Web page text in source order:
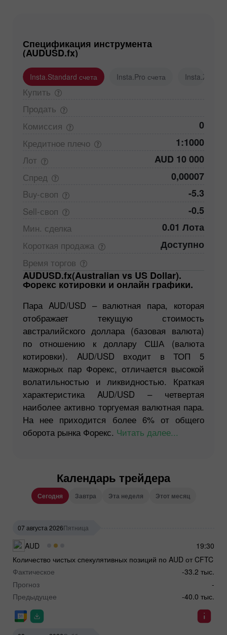
Спецификация инструмента
(AUDUSD.fx)
Insta.Standard счета Insta.Pro счета Insta.Zero
Купить
Продать
Комиссия
0
Кредитное плечо 1:1000
Лот AUD 10 000
Спред 0,00007
Buy-своп -5.3
Sell-своп -0.5
Мин. сделка 0.01 Лота
Короткая продажа Доступно
Время торгов
AUDUSD.fx(Australian vs US Dollar).
Форекс котировки и онлайн графики.
Пара AUD/USD – валютная пара, которая
отображает текущую стоимость
австралийского доллара (базовая валюта)
по отношению к доллару США (валюта
котировки). AUD/USD входит в ТОП 5
мажорных пар Форекс, отличается высокой
волатильностью и ликвидностью. Краткая
характеристика AUD/USD – четвертая
наиболее активно торгуемая валютная пара.
На нее приходится более 6% от общего
оборота рынка Форекс. Читать далее...
Календарь трейдера
Сегодня Завтра Эта неделя Этот месяц
07 августа 2026Пятница
19:30
AUD
Количество чистых спекулятивных позиций по AUD от CFTC
Фактическое
-33.2 тыс.
Прогноз
-
Предыдущее
-40.0 тыс.